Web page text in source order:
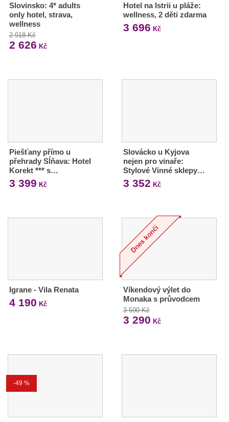
Slovinsko: 4* adults
only hotel, strava,
wellness
2 918 Kč
2 626 Kč
Hotel na Istrii u pláže:
wellness, 2 děti zdarma
3 696 Kč
Piešťany přímo u
přehrady Sĺňava: Hotel
Korekt *** s…
3 399 Kč
Slovácko u Kyjova
nejen pro vinaře:
Stylové Vinné sklepy…
3 352 Kč
Igrane - Vila Renata
4 190 Kč
Víkendový výlet do
Monaka s průvodcem
3 590 Kč
3 290 Kč
-49 %